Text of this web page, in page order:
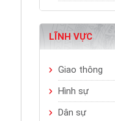
LĨNH VỰC
Giao thông
Hình sự
Dân sự